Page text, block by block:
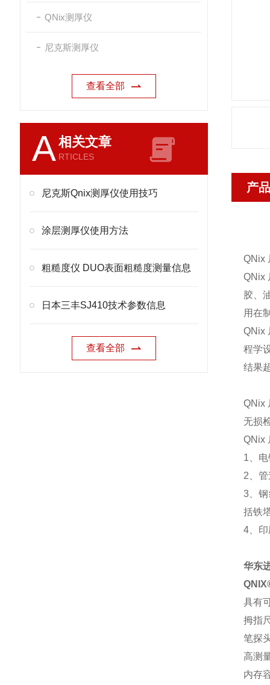
QNix测厚仪
尼克斯测厚仪
查看全部
A相关文章
RTICLES
尼克斯Qnix测厚仪使用技巧
涂层测厚仪使用方法
粗糙度仪 DUO表面粗糙度测量信息
日本三丰SJ410技术参数信息
查看全部
产
QNix
QNix
胶、
用在
QNix
程学
结果
QNix
无损
QNix
1、
2、
3、
括铁
4、
华东
具有
拇指
笔探
高测
内存